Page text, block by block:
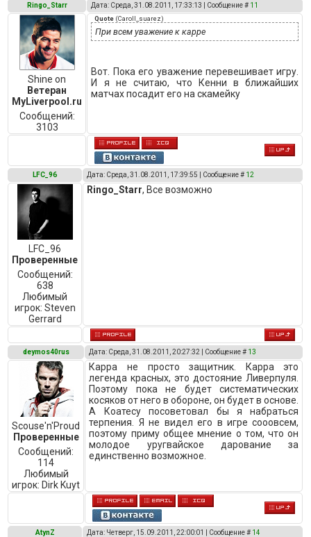
Ringo_Starr Дата: Среда, 31.08.2011, 17:33:13 | Сообщение # 11
Shine on
Ветеран
MyLiverpool.ru
Сообщений:
3103
Quote (Caroll_suarez)
При всем уважение к карре
Вот. Пока его уважение перевешивает игру.
И я не считаю, что Кенни в ближайших
матчах посадит его на скамейку
LFC_96 Дата: Среда, 31.08.2011, 17:39:55 | Сообщение # 12
LFC_96
Проверенные
Сообщений:
638
Любимый
игрок: Steven
Gerrard
Ringo_Starr, Все возможно
deymos40rus Дата: Среда, 31.08.2011, 20:27:32 | Сообщение # 13
Scouse'n'Prоud
Проверенные
Сообщений:
114
Любимый
игрок: Dirk Kuyt
Карра не просто защитник. Карра это
легенда красных, это достояние Ливерпуля.
Поэтому пока не будет систематических
косяков от него в обороне, он будет в основе.
А Коатесу посоветовал бы я набраться
терпения. Я не видел его в игре сооовсем,
поэтому приму общее мнение о том, что он
молодое уругвайское дарование за
единственно возможное.
AtynZ Дата: Четверг, 15.09.2011, 22:00:01 | Сообщение # 14